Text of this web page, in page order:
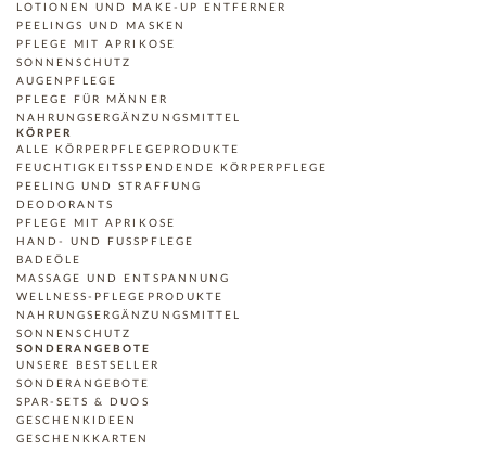
LOTIONEN UND MAKE-UP ENTFERNER
PEELINGS UND MASKEN
PFLEGE MIT APRIKOSE
SONNENSCHUTZ
AUGENPFLEGE
PFLEGE FÜR MÄNNER
NAHRUNGSERGÄNZUNGSMITTEL
KÖRPER
ALLE KÖRPERPFLEGEPRODUKTE
FEUCHTIGKEITSSPENDENDE KÖRPERPFLEGE
PEELING UND STRAFFUNG
DEODORANTS
PFLEGE MIT APRIKOSE
HAND- UND FUSSPFLEGE
BADEÖLE
MASSAGE UND ENTSPANNUNG
WELLNESS-PFLEGEPRODUKTE
NAHRUNGSERGÄNZUNGSMITTEL
SONNENSCHUTZ
SONDERANGEBOTE
UNSERE BESTSELLER
SONDERANGEBOTE
SPAR-SETS & DUOS
GESCHENKIDEEN
GESCHENKKARTEN